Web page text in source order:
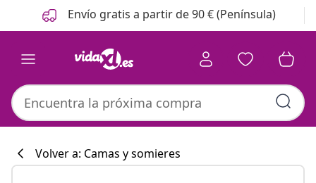
Anterior
Siguiente Envío gratis a partir de 90 € (Península)
Volver a: Camas y somieres